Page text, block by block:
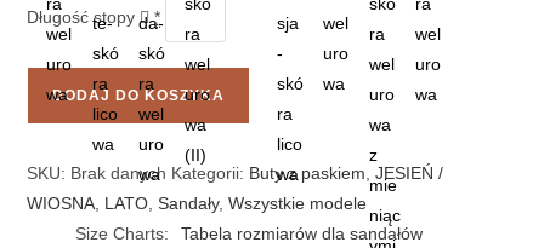
Długość stopy *
DODAJ DO KOSZYKA
SKU: Brak danych Kategorii: Buty z paskiem,JESIEŃ /
WIOSNA, LATO,Sandały,Wszystkie modele
Size Charts
Tabela rozmiarów dla sandałów